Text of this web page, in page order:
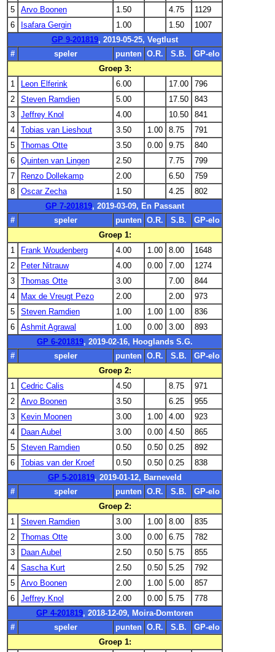
5
Arvo Boonen 1.50 4.75
1129
6
Isafara Gergin 1.00 1.50
1007
GP 9-201819, 2019-05-25, Vegtlust
#
speler punten O.R. S.B.
GP-elo
Groep 3:
1
Leon Elferink 6.00 17.00
796
2
Steven Ramdien 5.00 17.50
843
3
Jeffrey Knol 4.00 10.50
841
4
Tobias van Lieshout 3.50 1.00 8.75
791
5
Thomas Otte 3.50 0.00 9.75
840
6
Quinten van Lingen 2.50 7.75
799
7
Renzo Dollekamp 2.00 6.50
759
8
Oscar Zecha 1.50 4.25
802
GP 7-201819, 2019-03-09, En Passant
#
speler punten O.R. S.B.
GP-elo
Groep 1:
1
Frank Woudenberg 4.00 1.00 8.00
1648
2
Peter Nitrauw 4.00 0.00 7.00
1274
3
Thomas Otte 3.00 7.00
844
4
Max de Vreugt Pezo 2.00 2.00
973
5
Steven Ramdien 1.00 1.00 1.00
836
6
Ashmit Agrawal 1.00 0.00 3.00
893
GP 6-201819, 2019-02-16, Hooglands S.G.
#
speler punten O.R. S.B.
GP-elo
Groep 2:
1
Cedric Calis 4.50 8.75
971
2
Arvo Boonen 3.50 6.25
955
3
Kevin Moonen 3.00 1.00 4.00
923
4
Daan Aubel 3.00 0.00 4.50
865
5
Steven Ramdien 0.50 0.50 0.25
892
6
Tobias van der Kroef 0.50 0.50 0.25
838
GP 5-201819, 2019-01-12, Barneveld
#
speler punten O.R. S.B.
GP-elo
Groep 2:
1
Steven Ramdien 3.00 1.00 8.00
835
2
Thomas Otte 3.00 0.00 6.75
782
3
Daan Aubel 2.50 0.50 5.75
855
4
Sascha Kurt 2.50 0.50 5.25
792
5
Arvo Boonen 2.00 1.00 5.00
857
6
Jeffrey Knol 2.00 0.00 5.75
778
GP 4-201819, 2018-12-09, Moira-Domtoren
#
speler punten O.R. S.B.
GP-elo
Groep 1: